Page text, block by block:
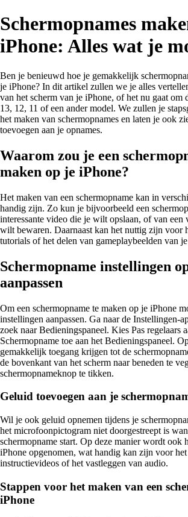
Schermopnames
iPhone: Alles wat je
Ben je benieuwd hoe je gemakkelijk
je iPhone? In dit artikel zullen we je alles
van het scherm van je iPhone, of het nu gaat om
13, 12, 11 of een ander model. We zullen je
het maken van schermopnames en laten je ook
toevoegen aan je opnames.
Waarom zou je een
maken op je iPhone?
Het maken van een schermopname kan in
handig zijn. Zo kun je bijvoorbeeld een
interessante video die je wilt opslaan, of van een
wilt bewaren. Daarnaast kan het nuttig zijn voor
tutorials of het delen van gameplaybeelden van
Schermopname instellingen
aanpassen
Om een schermopname te maken op je iPhone
instellingen aanpassen. Ga naar de Instellingen-
zoek naar Bedieningspaneel. Kies Pas regelaars
Schermopname toe aan het Bedieningspaneel.
gemakkelijk toegang krijgen tot de
de bovenkant van het scherm naar beneden te
schermopnameknop te tikken.
Geluid toevoegen aan je
Wil je ook geluid opnemen tijdens je
het microfoonpictogram niet doorgestreept is
schermopname start. Op deze manier wordt ook
iPhone opgenomen, wat handig kan zijn voor
instructievideos of het vastleggen van audio.
Stappen voor het maken van een
iPhone